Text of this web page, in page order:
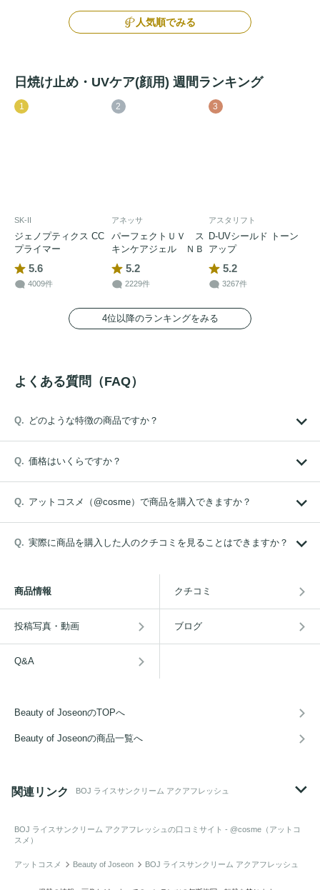
人気順でみる
日焼け止め・UVケア(顔用) 週間ランキング
1
SK-II
ジェノプティクス CC
プライマー
5.6
4009件
2
アネッサ
パーフェクトＵＶ ス
キンケアジェル ＮＢ
5.2
2229件
3
アスタリフト
D-UVシールド トーン
アップ
5.2
3267件
4位以降のランキングをみる
よくある質問（FAQ）
どのような特徴の商品ですか？
価格はいくらですか？
アットコスメ（@cosme）で商品を購入できますか？
実際に商品を購入した人のクチコミを見ることはできますか？
商品情報 クチコミ
投稿写真・動画 ブログ
Q&A
Beauty of JoseonのTOPへ
Beauty of Joseonの商品一覧へ
関連リンク BOJ ライスサンクリーム アクアフレッシュ
BOJ ライスサンクリーム アクアフレッシュ の口コミサイト - @cosme（アットコ
スメ）
アットコスメ Beauty of Joseon BOJ ライスサンクリーム アクアフレッシュ